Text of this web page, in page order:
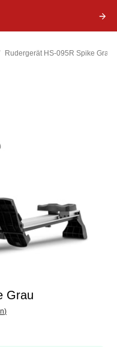
Rudergerät HS-095R Spike Grau
Grau
)